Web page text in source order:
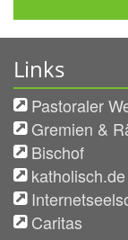
Links
Pastoraler
Gremien &
Bischof
katholisch.de
Caritas